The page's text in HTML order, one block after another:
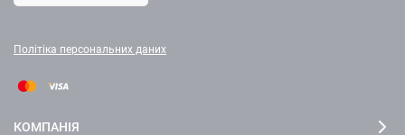
Політіка персональних даних
КОМПАНІЯ